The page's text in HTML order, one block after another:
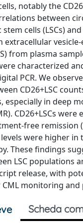
notably the
between
cells (LSCs) and
extracellular
from plasma
characterized
PCR. We
CD26+LSC
especially in deep
CD26+LSCs were
free remission
levels were higher in
These findings
LSC populations
release, with
monitoring and
Scheda